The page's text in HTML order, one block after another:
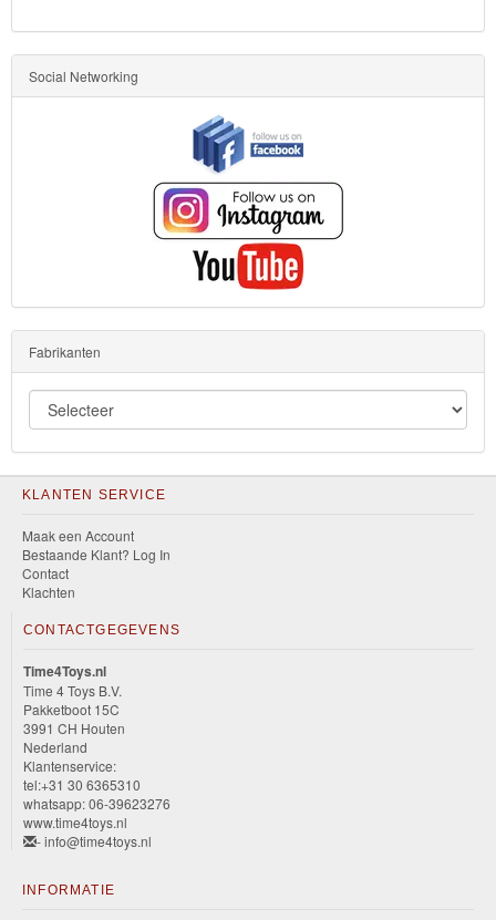
Social Networking
Fabrikanten
KLANTEN SERVICE
Maak een Account
Bestaande Klant? Log In
Contact
Klachten
CONTACTGEGEVENS
Time4Toys.nl
Time 4 Toys B.V.
Pakketboot 15C
3991 CH Houten
Nederland
Klantenservice:
tel:+31 30 6365310
whatsapp: 06-39623276
www.time4toys.nl
- info@time4toys.nl
INFORMATIE